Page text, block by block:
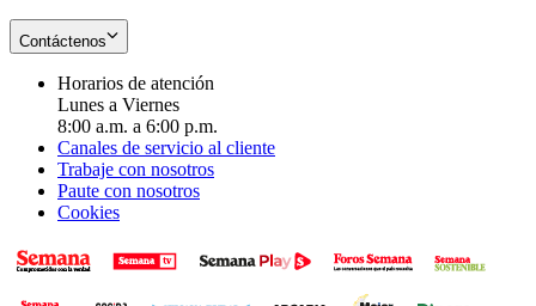
Contáctenos
Horarios de atención
Lunes a Viernes
8:00 a.m. a 6:00 p.m.
Canales de servicio al cliente
Trabaje con nosotros
Paute con nosotros
Cookies